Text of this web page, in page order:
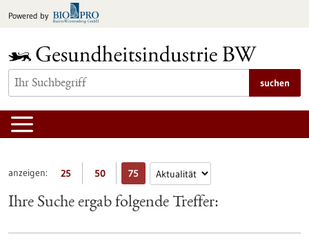
Inhalt
Powered by
suchen
anzeigen: 25 50 75
Ihre Suche ergab folgende Treffer: